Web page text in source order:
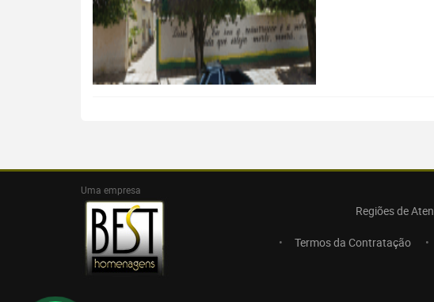
Uma empresa
Regiões de
Termos da Contratação